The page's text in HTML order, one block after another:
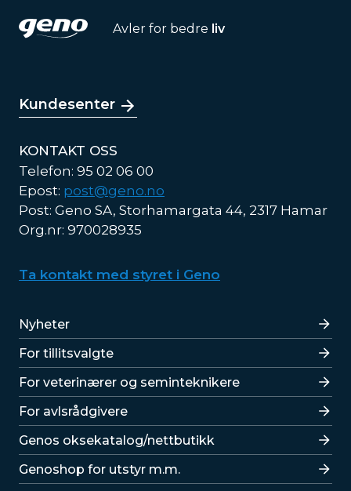
Avler for bedre liv
Kundesenter
KONTAKT OSS
Telefon: 95 02 06 00
Epost: post@geno.no
Post: Geno SA, Storhamargata 44, 2317 Hamar
Org.nr: 970028935
Ta kontakt med styret i Geno
Lenker
Nyheter
For tillitsvalgte
For veterinærer og seminteknikere
For avlsrådgivere
Lenker
Genos oksekatalog/nettbutikk
Genoshop for utstyr m.m.